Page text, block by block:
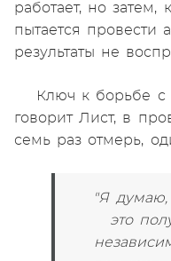
работает, но затем,
пытается провести
результаты не
Ключ к борьбе с
говорит Лист, в
семь раз отмерь,
"Я думаю,
это